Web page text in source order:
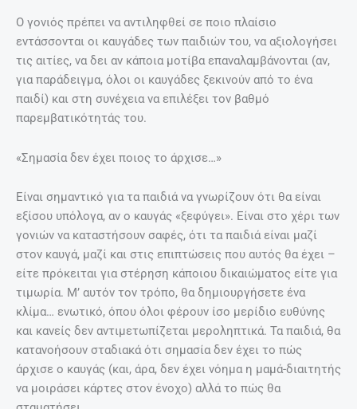
Ο γονιός πρέπει να αντιληφθεί σε ποιο πλαίσιο
εντάσσονται οι καυγάδες των παιδιών του, να αξιολογήσει
τις αιτίες, να δει αν κάποια μοτίβα επαναλαμβάνονται (αν,
για παράδειγμα, όλοι οι καυγάδες ξεκινούν από το ένα
παιδί) και στη συνέχεια να επιλέξει τον βαθμό
παρεμβατικότητάς του.
«Σημασία δεν έχει ποιος το άρχισε…»
Είναι σημαντικό για τα παιδιά να γνωρίζουν ότι θα είναι
εξίσου υπόλογα, αν ο καυγάς «ξεφύγει». Είναι στο χέρι των
γονιών να καταστήσουν σαφές, ότι τα παιδιά είναι μαζί
στον καυγά, μαζί και στις επιπτώσεις που αυτός θα έχει –
είτε πρόκειται για στέρηση κάποιου δικαιώματος είτε για
τιμωρία. Μ’ αυτόν τον τρόπο, θα δημιουργήσετε ένα
κλίμα… ενωτικό, όπου όλοι φέρουν ίσο μερίδιο ευθύνης
και κανείς δεν αντιμετωπίζεται μεροληπτικά. Τα παιδιά, θα
κατανοήσουν σταδιακά ότι σημασία δεν έχει το πώς
άρχισε ο καυγάς (και, άρα, δεν έχει νόημα η μαμά-διαιτητής
να μοιράσει κάρτες στον ένοχο) αλλά το πώς θα